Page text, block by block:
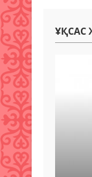
ҰҚСАС